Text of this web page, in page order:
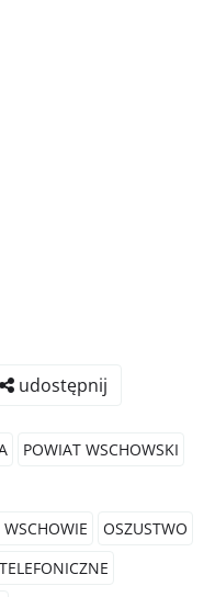
udostępnij
POWIAT WSCHOWSKI
OSZUSTWO